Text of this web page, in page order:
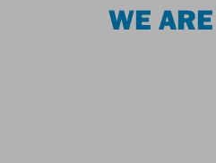
WE